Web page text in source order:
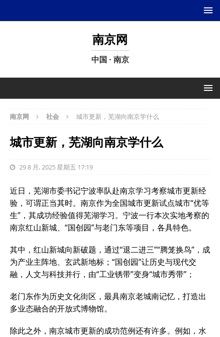
南京网
中国 · 南京
南京网 社会 城市更新，芜湖向南京学什么
城市更新，芜湖向南京学什么
29 8 月, 2025 星期五 17:19
近日，芜湖市委书记宁波率队赴南京学习考察城市更新经
验，可谓正当其时。南京作为全国城市更新试点城市“优等
生”，其成功经验值得芜湖学习。宁波一行本次实地考察的
南京红山新城、“国创园”与老门东等项目，各具特色。
其中，红山新城向新破题，通过“退二进三”“腾笼换鸟”，成
为产业主阵地、玄武新地标；“国创园”让历史与现代交
融，人文与科技并行，由“工业锈带”变身“城市秀带”；
老门东作为历史文化街区，最具南京老城南记忆，打造出
多业态融合的开放式博物馆。
除此之外，南京城市更新的成功范例还有许多。例如，水